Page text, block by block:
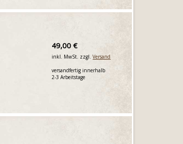
49,00 €
inkl. MwSt. zzgl.Versand
versandfertig innerhalb
2-3 Arbeitstage